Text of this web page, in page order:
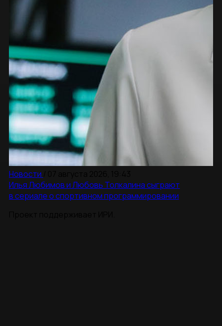
Новости
Илья Любимов и Любовь Толкалина сыграют
в сериале о спортивном программировании